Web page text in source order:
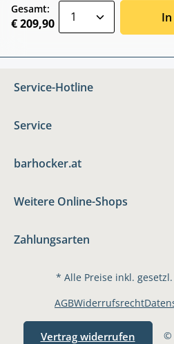
Gesamt:
€ 209,90
Service-Hotline
Service
barhocker.at
Weitere Online-Shops
Zahlungsarten
* Alle Preise inkl.
Vertrag widerrufen ©
AGBWiderrufsrecht